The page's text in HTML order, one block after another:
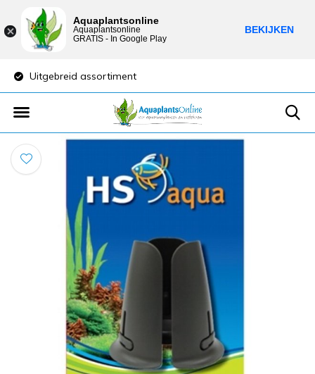
Uitgebreid assortiment
Aquaplantsonline
Aquaplantsonline
GRATIS - In Google Play
BEKIJKEN